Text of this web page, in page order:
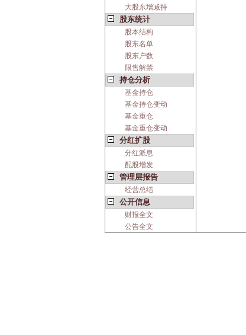
大股东增减持
股东统计
股本结构
股东名单
股东户数
限售解禁
持仓分析
基金持仓
基金持仓变动
基金重仓
基金重仓变动
分红扩股
分红派息
配股增发
管理层报告
经营总结
公开信息
财报全文
公告全文